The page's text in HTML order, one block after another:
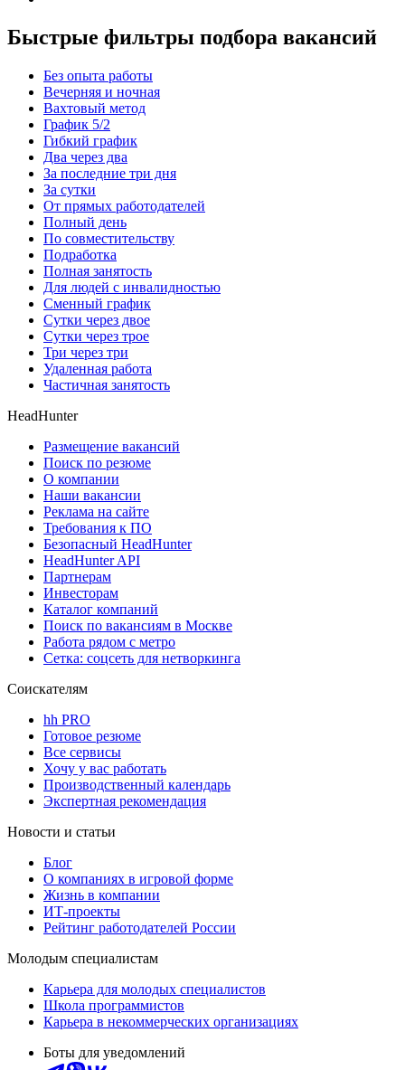
Быстрые фильтры подбора вакансий
Без опыта работы
Вечерняя и ночная
Вахтовый метод
График 5/2
Гибкий график
Два через два
За последние три дня
За сутки
От прямых работодателей
Полный день
По совместительству
Подработка
Полная занятость
Для людей с инвалидностью
Сменный график
Сутки через двое
Сутки через трое
Три через три
Удаленная работа
Частичная занятость
HeadHunter
Размещение вакансий
Поиск по резюме
О компании
Наши вакансии
Реклама на сайте
Требования к ПО
Безопасный HeadHunter
HeadHunter API
Партнерам
Инвесторам
Каталог компаний
Поиск по вакансиям в Москве
Работа рядом с метро
Сетка: соцсеть для нетворкинга
Соискателям
hh PRO
Готовое резюме
Все сервисы
Хочу у вас работать
Производственный календарь
Экспертная рекомендация
Новости и статьи
Блог
О компаниях в игровой форме
Жизнь в компании
ИТ-проекты
Рейтинг работодателей России
Молодым специалистам
Карьера для молодых специалистов
Школа программистов
Карьера в некоммерческих организациях
Боты для уведомлений